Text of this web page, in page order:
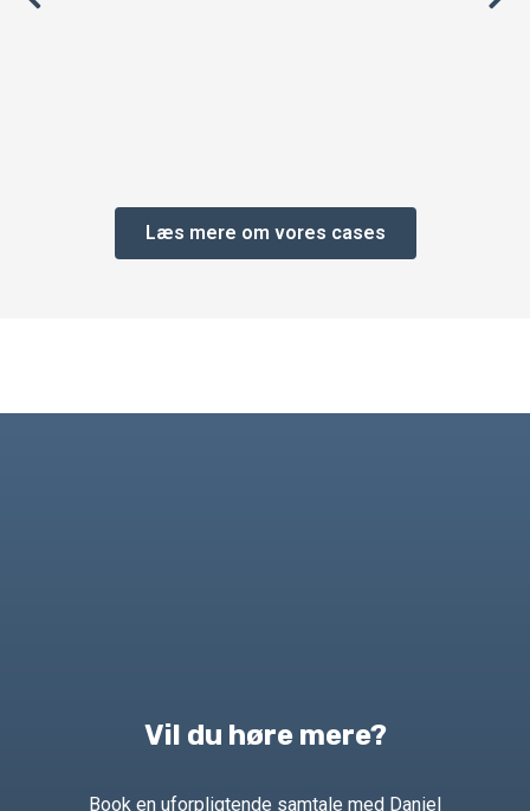
Læs mere om vores cases
Vil du høre mere?
Book en uforpligtende samtale med Daniel